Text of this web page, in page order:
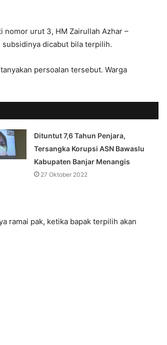
nomor urut 3, HM Zairullah Azhar –
subsidinya dicabut bila terpilih.
persoalan tersebut. Warga
Dituntut 7,6 Tahun Penjara,
Tersangka Korupsi ASN Bawaslu
Kabupaten Banjar Menangis
27 Oktober 2022
ramai pak, ketika bapak terpilih akan